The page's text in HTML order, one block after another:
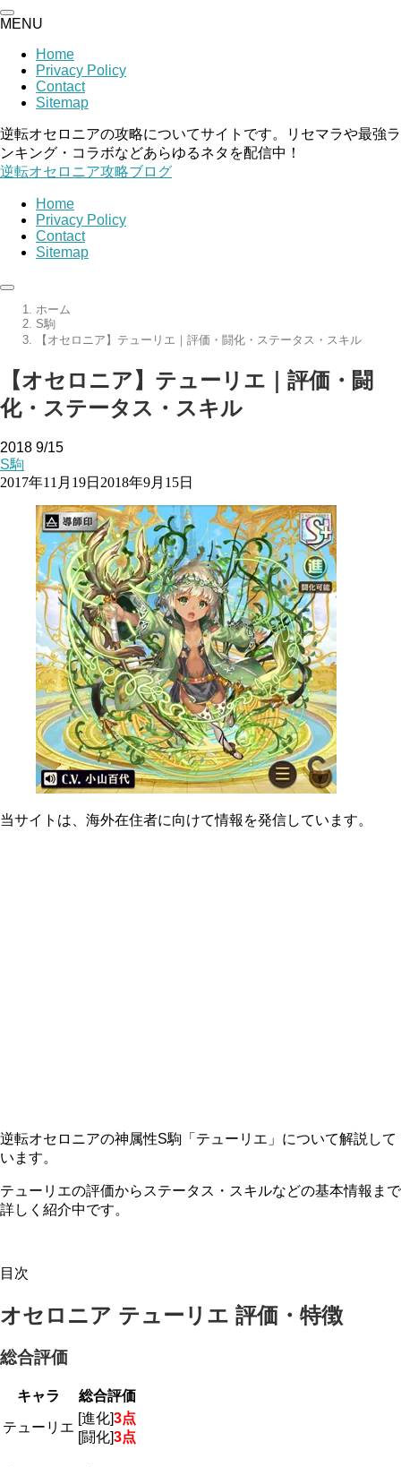
MENU
Home
Privacy Policy
Contact
Sitemap
逆転オセロニアの攻略についてサイトです。リセマラや最強ラ
ンキング・コラボなどあらゆるネタを配信中！
逆転オセロニア攻略ブログ
Home
Privacy Policy
Contact
Sitemap
ホーム
S駒
【オセロニア】テューリエ｜評価・闘化・ステータス・スキル
【オセロニア】テューリエ｜評価・闘
化・ステータス・スキル
2018 9/15
S駒
2017年11月19日 2018年9月15日
当サイトは、海外在住者に向けて情報を発信しています。
逆転オセロニアの神属性S駒「テューリエ」について解説して
います。
テューリエの評価からステータス・スキルなどの基本情報まで
詳しく紹介中です。
目次
オセロニア テューリエ 評価・特徴
総合評価
キャラ 総合評価
テューリエ
[進化]3点
[闘化]3点